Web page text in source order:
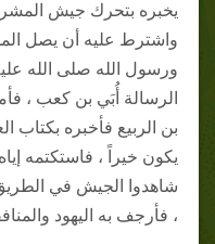
يخبره بتحرك جيش
واشترط عليه أن يصل
ورسول الله صلى الله
الرسالة أُبَي بن كعب ،
بن الربيع فأخبره بكتاب
يكون خيراً ، فاستكتمه
شاهدوا الجيش في الطريق
، فأرجف به اليهود